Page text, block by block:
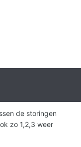
de storingen
zo 1,2,3 weer